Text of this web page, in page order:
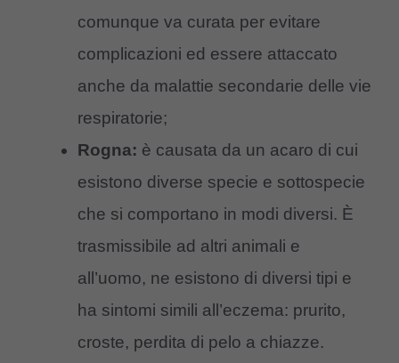
comunque va curata per evitare
complicazioni ed essere attaccato
anche da malattie secondarie delle vie
respiratorie;
Rogna: è causata da un acaro di cui
esistono diverse specie e sottospecie
che si comportano in modi diversi. È
trasmissibile ad altri animali e
all’uomo, ne esistono di diversi tipi e
ha sintomi simili all’eczema: prurito,
croste, perdita di pelo a chiazze.